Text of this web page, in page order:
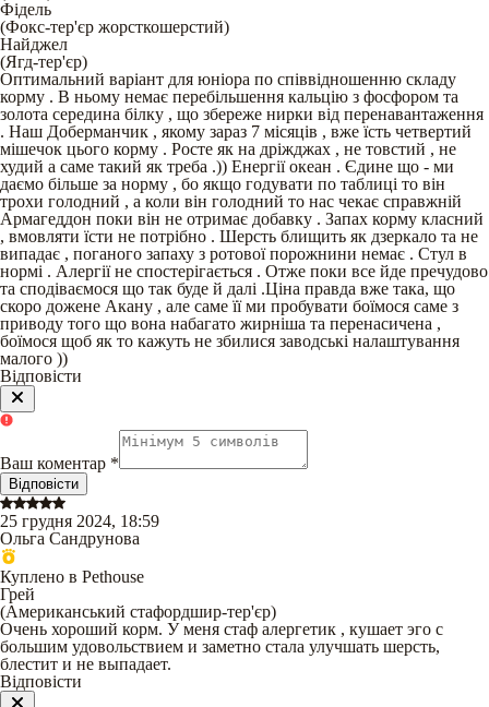
Фідель
(Фокс-тер'єр жорсткошерстий)
Найджел
(Ягд-тер'єр)
Оптимальний варіант для юніора по співвідношенню складу
корму . В ньому немає перебільшення кальцію з фосфором та
золота середина білку , що збереже нирки від перенавантаження
. Наш Доберманчик , якому зараз 7 місяців , вже їсть четвертий
мішечок цього корму . Росте як на дріжджах , не товстий , не
худий а саме такий як треба .)) Енергії океан . Єдине що - ми
даємо більше за норму , бо якщо годувати по таблиці то він
трохи голодний , а коли він голодний то нас чекає справжній
Армагеддон поки він не отримає добавку . Запах корму класний
, вмовляти їсти не потрібно . Шерсть блищить як дзеркало та не
випадає , поганого запаху з ротової порожнини немає . Стул в
нормі . Алергії не спостерігається . Отже поки все йде пречудово
та сподіваємося що так буде й далі .Ціна правда вже така, що
скоро дожене Акану , але саме її ми пробувати боїмося саме з
приводу того що вона набагато жирніша та перенасичена ,
боїмося щоб як то кажуть не збилися заводські налаштування
малого ))
Відповісти
Ваш коментар *
Відповісти
25 грудня 2024, 18:59
Ольга Сандрунова
Куплено в Pethouse
Грей
(Американський стафордшир-тер'єр)
Очень хороший корм. У меня стаф алергетик , кушает эго с
большим удовольствием и заметно стала улучшать шерсть,
блестит и не выпадает.
Відповісти